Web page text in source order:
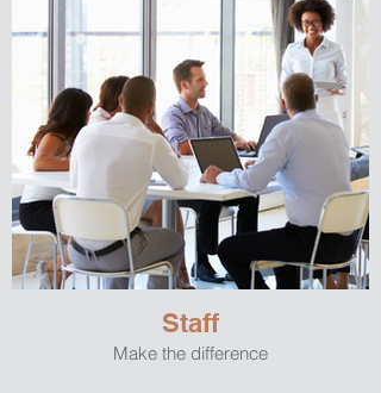
Staff
Make the difference